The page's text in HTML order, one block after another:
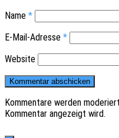
Name *
E-Mail-Adresse *
Website
Kommentare werden
Kommentar angezeigt wird.